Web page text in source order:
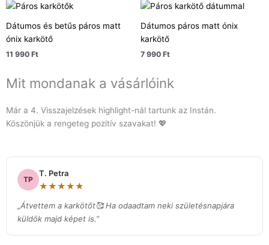
Dátumos és betűs páros matt
ónix karkötő
11 990 Ft
Dátumos páros matt ónix
karkötő
7 990 Ft
Mit mondanak a vásárlóink
Már a 4. Visszajelzések highlight-nál tartunk az Instán.
Köszönjük a rengeteg pozitív szavakat! 💖
TP
T. Petra
★★★★★
„Átvettem a karkötőt🥰 Ha odaadtam neki születésnapjára
küldök majd képet is.”